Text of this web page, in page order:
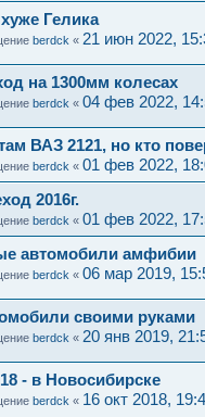
Гелика
berdck « 21 июн 2022,
на 1300мм колесах
berdck « 04 фев 2022,
ВАЗ 2121, но кто
berdck « 01 фев 2022,
2016г.
berdck « 01 фев 2022,
автомобили амфибии
berdck « 06 мар 2019,
своими руками
berdck « 20 янв 2019,
- в Новосибирске
berdck « 16 окт 2018,